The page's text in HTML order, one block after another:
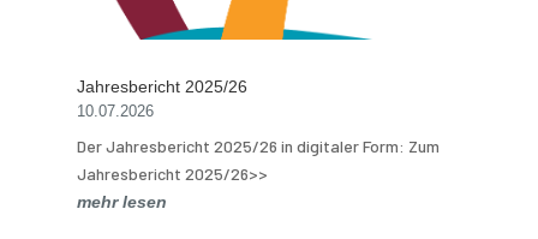
Jahresbericht 2025/26
10.07.2026
Der Jahresbericht 2025/26 in digitaler Form: Zum
Jahresbericht 2025/26>>
mehr lesen